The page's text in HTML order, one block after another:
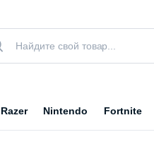
Razer Nintendo Fortnite